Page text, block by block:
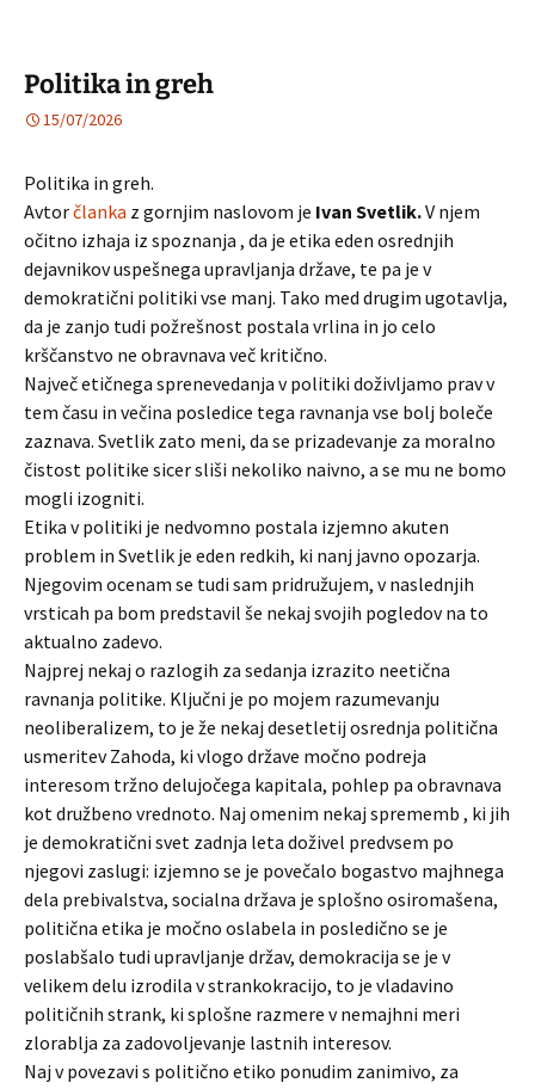
Politika in greh
15/07/2026
Politika in greh.
Avtorčlanka z gornjim naslovom je Ivan Svetlik.V njem
očitno izhaja iz spoznanja , da je etika eden osrednjih
dejavnikov uspešnega upravljanja države, te pa je v
demokratični politiki vse manj. Tako med drugim ugotavlja,
da je zanjo tudi požrešnost postala vrlina in jo celo
krščanstvo ne obravnava več kritično.
Največ etičnega sprenevedanja v politiki doživljamo prav v
tem času in večina posledice tega ravnanja vse bolj boleče
zaznava. Svetlik zato meni, da se prizadevanje za moralno
čistost politike sicer sliši nekoliko naivno, a se mu ne bomo
mogli izogniti.
Etika v politiki je nedvomno postala izjemno akuten
problem in Svetlik je eden redkih, ki nanj javno opozarja.
Njegovim ocenam se tudi sam pridružujem, v naslednjih
vrsticah pa bom predstavil še nekaj svojih pogledov na to
aktualno zadevo.
Najprej nekaj o razlogih za sedanja izrazito neetična
ravnanja politike. Ključni je po mojem razumevanju
neoliberalizem, to je že nekaj desetletij osrednja politična
usmeritev Zahoda, ki vlogo države močno podreja
interesom tržno delujočega kapitala, pohlep pa obravnava
kot družbeno vrednoto. Naj omenim nekaj sprememb , ki jih
je demokratični svet zadnja leta doživel predvsem po
njegovi zaslugi: izjemno se je povečalo bogastvo majhnega
dela prebivalstva, socialna država je splošno osiromašena,
politična etika je močno oslabela in posledično se je
poslabšalo tudi upravljanje držav, demokracija se je v
velikem delu izrodila v strankokracijo, to je vladavino
političnih strank, ki splošne razmere v nemajhni meri
zlorablja za zadovoljevanje lastnih interesov.
Naj v povezavi s politično etiko ponudim zanimivo, za